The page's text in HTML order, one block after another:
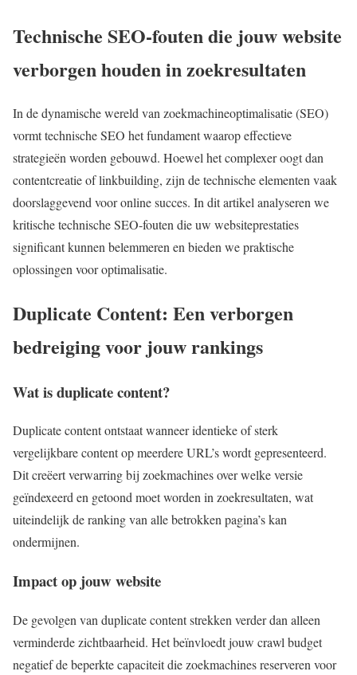
Technische SEO-fouten die jouw website
verborgen houden in zoekresultaten
In de dynamische wereld van zoekmachineoptimalisatie (SEO)
vormt technische SEO het fundament waarop effectieve
strategieën worden gebouwd. Hoewel het complexer oogt dan
contentcreatie of linkbuilding, zijn de technische elementen vaak
doorslaggevend voor online succes. In dit artikel analyseren we
kritische technische SEO-fouten die uw websiteprestaties
significant kunnen belemmeren en bieden we praktische
oplossingen voor optimalisatie.
Duplicate Content: Een verborgen
bedreiging voor jouw rankings
Wat is duplicate content?
Duplicate content ontstaat wanneer identieke of sterk
vergelijkbare content op meerdere URL’s wordt gepresenteerd.
Dit creëert verwarring bij zoekmachines over welke versie
geïndexeerd en getoond moet worden in zoekresultaten, wat
uiteindelijk de ranking van alle betrokken pagina’s kan
ondermijnen.
Impact op jouw website
De gevolgen van duplicate content strekken verder dan alleen
verminderde zichtbaarheid. Het beïnvloedt jouw crawl budget
negatief de beperkte capaciteit die zoekmachines reserveren voor